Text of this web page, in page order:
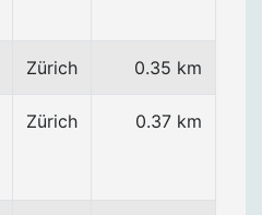
Zürich 0.35 km
Zürich 0.37 km